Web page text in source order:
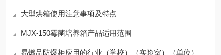
大型烘箱使用注意事项及特点
MJX-150霉菌培养箱产品适用范围
易燃品防爆柜应用的行业（学校）（实验室）（单位）